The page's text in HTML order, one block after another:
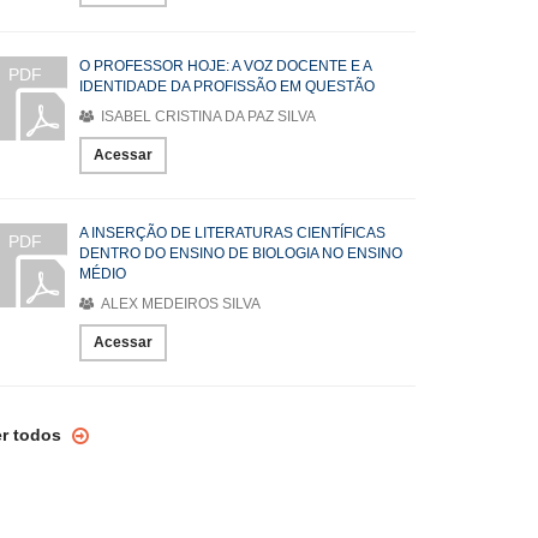
PDF
O PROFESSOR HOJE: A VOZ DOCENTE E A
IDENTIDADE DA PROFISSÃO EM QUESTÃO
ISABEL CRISTINA DA PAZ SILVA
Acessar
PDF
A INSERÇÃO DE LITERATURAS CIENTÍFICAS
DENTRO DO ENSINO DE BIOLOGIA NO ENSINO
MÉDIO
ALEX MEDEIROS SILVA
Acessar
todos